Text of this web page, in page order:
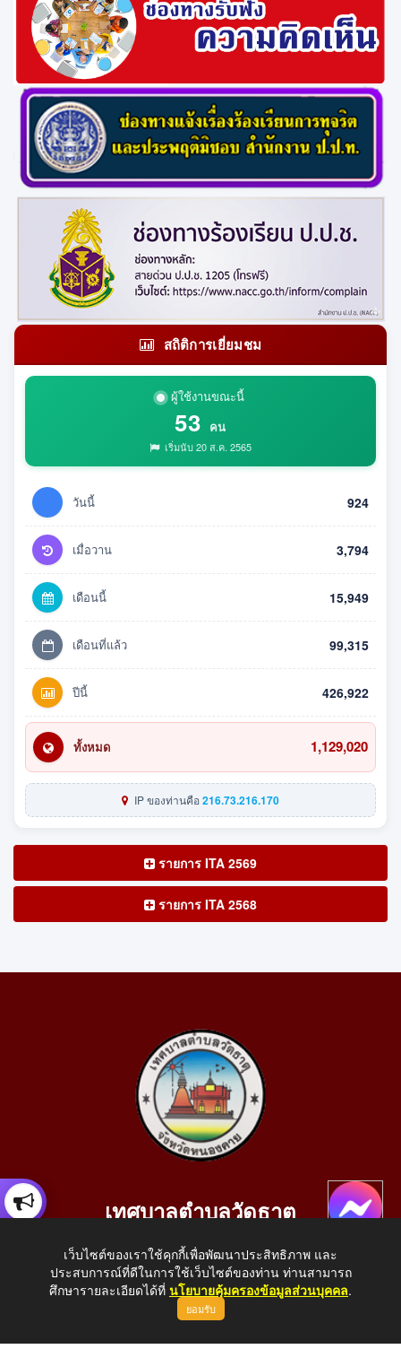
สถิติการเยี่ยมชม
ผู้ใช้งานขณะนี้
53 คน
เริ่มนับ 20 ส.ค. 2565
วันนี้ 924
เมื่อวาน 3,794
เดือนนี้ 15,949
เดือนที่แล้ว 99,315
ปีนี้ 426,922
ทั้งหมด 1,129,020
IP ของท่านคือ216.73.216.170
รายการ ITA 2569
รายการ ITA 2568
เทศบาลตำบลวัดธาตุ
อ.เมือง จ.หนองคาย 43000
โทรศัพท์: 042-414758 โทรสาร: 042-414759
E-Mail: saraban_05430110@dla.go.th
เว็บไซต์ของเราใช้คุกกี้เพื่อพัฒนาประสิทธิภาพ และ
ประสบการณ์ที่ดีในการใช้เว็บไซต์ของท่าน ท่านสามารถ
ศึกษารายละเอียดได้ที่ นโยบายคุ้มครองข้อมูลส่วนบุคคล.
ยอมรับ